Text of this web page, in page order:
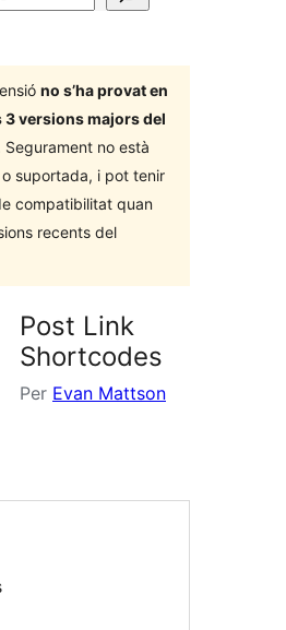
no s’ha provat en
3 versions majors del
Segurament no està
suportada, i pot tenir
compatibilitat quan
recents del
Post Link
Shortcodes
Per Evan Mattson